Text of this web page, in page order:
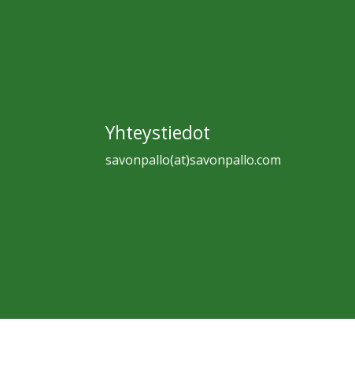
Yhteystiedot
savonpallo(at)savonpallo.com